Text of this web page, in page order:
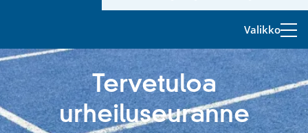
Valikko
Tervetuloa
urheiluseuranne